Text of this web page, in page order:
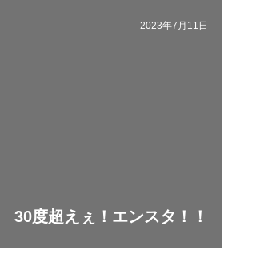
30度超えぇ！エンスタ！！
2023年7月11日